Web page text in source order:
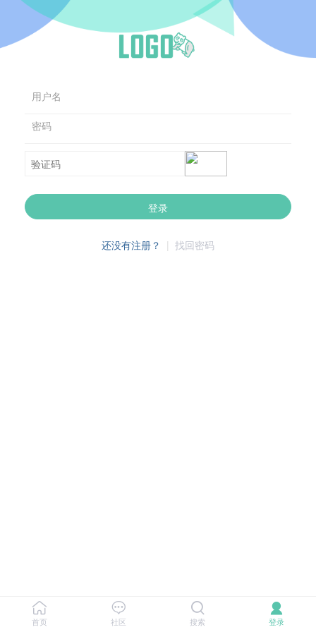
用户名
密码
登录
还没有注册？ | 找回密码
首页 社区 搜索 登录